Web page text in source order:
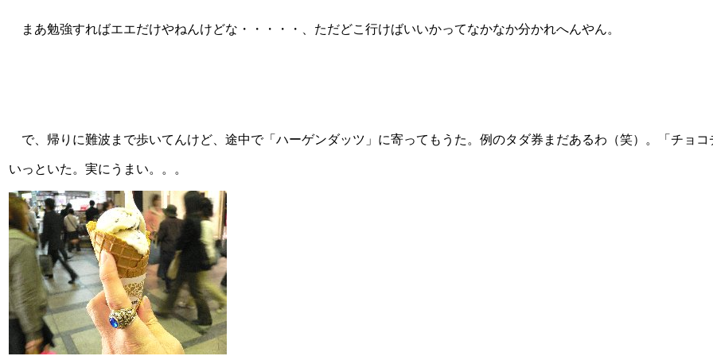
まあ勉強すればエエだけやねんけどな・・・・・、ただどこ行けばいいかってなかなか分かれへんやん。
で、帰りに難波まで歩いてんけど、途中で「ハーゲンダッツ」に寄ってもうた。例のタダ券まだあるわ（笑）。「チョコ
いっといた。実にうまい。。。